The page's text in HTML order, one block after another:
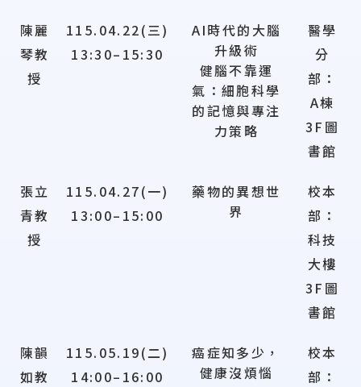
陳麗
琴教
授
115.04.22(三)
13:30–15:30
AI時代的大腦
升級術
健腦不靠運
氣：細胞科學
的記憶與專注
力策略
醫學
分
部：
A棟
3F圖
書館
張立
青教
授
115.04.27(一)
13:00–15:00
藥物的異想世
界
校本
部：
科技
大樓
3F圖
書館
陳韻
如教
115.05.19(二)
14:00–16:00
癌症知多少，
健康沒煩惱
校本
部：